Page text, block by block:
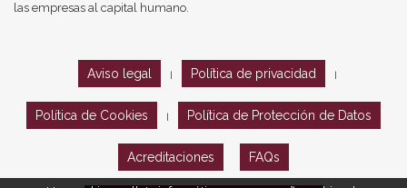
las empresas al capital humano.
Aviso legal Política de privacidad
Política de Cookies Política de Protección de Datos
Acreditaciones FAQs